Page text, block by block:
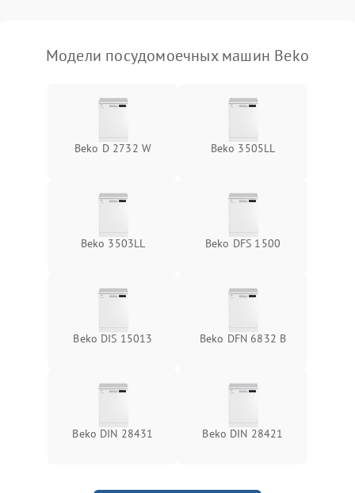
Модели посудомоечных машин Beko
Beko D 2732 W Beko 3505LL
Beko 3503LL Beko DFS 1500
Beko DIS 15013 Beko DFN 6832 B
Beko DIN 28431 Beko DIN 28421